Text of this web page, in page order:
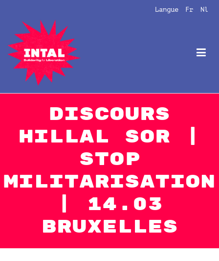
Langue Fr Nl
Intal
Globalize Solidarity!
Discours
Hillal Sor |
Stop
Militarisation
| 14.03
Bruxelles